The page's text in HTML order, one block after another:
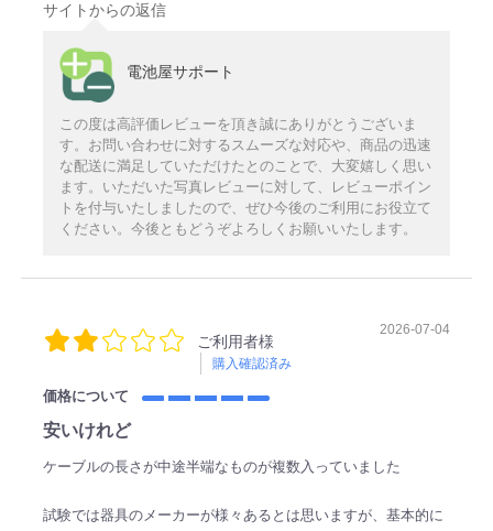
サイトからの返信
電池屋サポート
この度は高評価レビューを頂き誠にありがとうございま
す。お問い合わせに対するスムーズな対応や、商品の迅速
な配送に満足していただけたとのことで、大変嬉しく思い
ます。いただいた写真レビューに対して、レビューポイン
トを付与いたしましたので、ぜひ今後のご利用にお役立て
ください。今後ともどうぞよろしくお願いいたします。
ご利用者様
購入確認済み
2026-07-04
価格について
安いけれど
ケーブルの長さが中途半端なものが複数入っていました
試験では器具のメーカーが様々あるとは思いますが、基本的に